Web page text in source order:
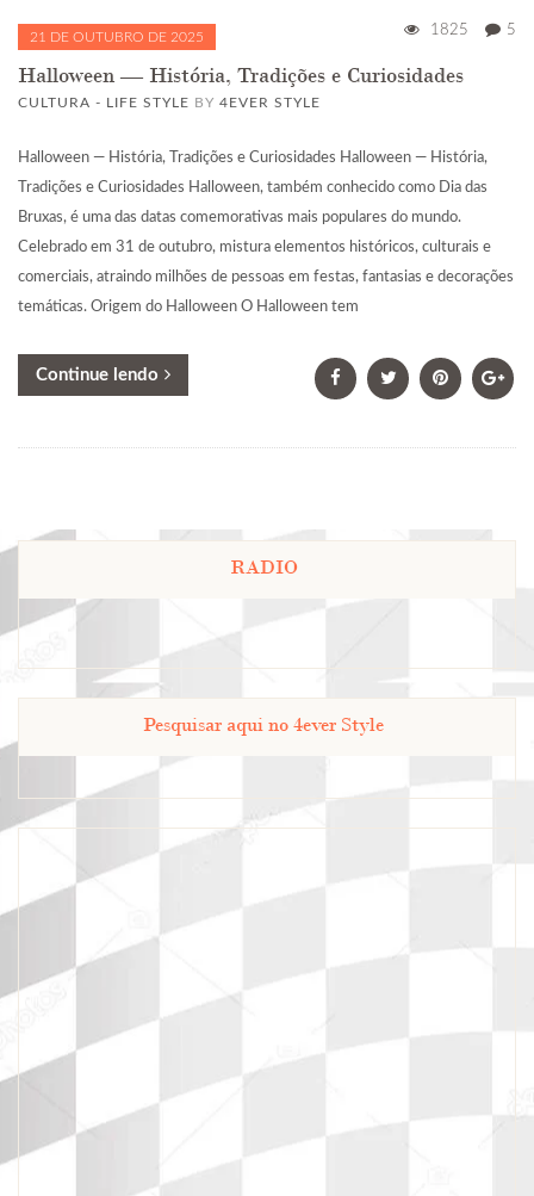
21 DE OUTUBRO DE 2025 1825 5
Halloween — História, Tradições e Curiosidades
CULTURA - LIFE STYLE BY 4EVER STYLE
Halloween — História, Tradições e Curiosidades Halloween — História,
Tradições e Curiosidades Halloween, também conhecido como Dia das
Bruxas, é uma das datas comemorativas mais populares do mundo.
Celebrado em 31 de outubro, mistura elementos históricos, culturais e
comerciais, atraindo milhões de pessoas em festas, fantasias e decorações
temáticas. Origem do Halloween O Halloween tem
Continue lendo
RADIO
Pesquisar aqui no 4ever Style